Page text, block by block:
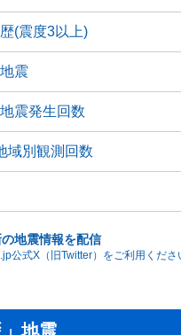
(震度3以上)
震
震発生回数
域別観測回数
地震情報を配信
公式X（旧Twitter）をご利用くださ
」地震